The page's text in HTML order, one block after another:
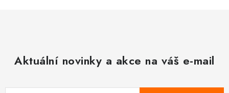
Aktuální novinky a akce na váš e-mail